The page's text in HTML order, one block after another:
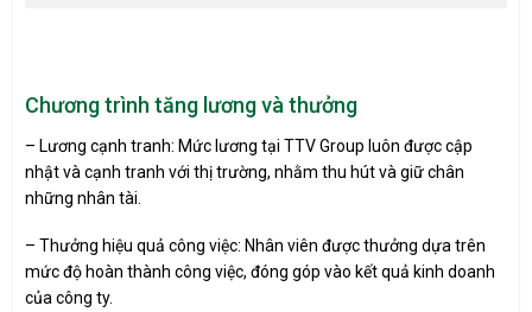
Chương trình tăng lương và thưởng
– Lương cạnh tranh: Mức lương tại TTV Group luôn được cập
nhật và cạnh tranh với thị trường, nhằm thu hút và giữ chân
những nhân tài.
– Thưởng hiệu quả công việc: Nhân viên được thưởng dựa trên
mức độ hoàn thành công việc, đóng góp vào kết quả kinh doanh
của công ty.